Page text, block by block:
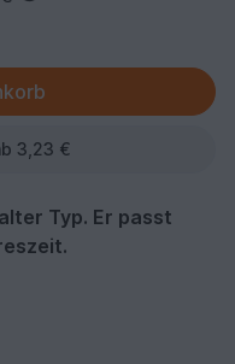
3,23 €
Typ. Er passt